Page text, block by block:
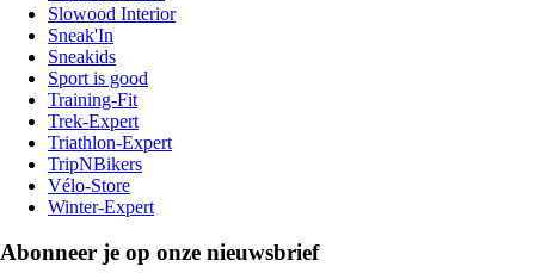
Slowood Interior
Sneak'In
Sneakids
Sport is good
Training-Fit
Trek-Expert
Triathlon-Expert
TripNBikers
Vélo-Store
Winter-Expert
Abonneer je op onze nieuwsbrief